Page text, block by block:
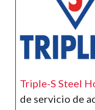
Triple-S Steel
de servicio de